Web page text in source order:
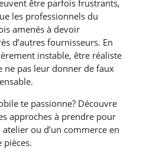
être parfois frustrants,
les professionnels du
amenés à devoir
d’autres fournisseurs. En
instable, être réaliste
ne pas leur donner de faux
te passionne? Découvre
approches à prendre pour
atelier ou d’un commerce en
pièces.